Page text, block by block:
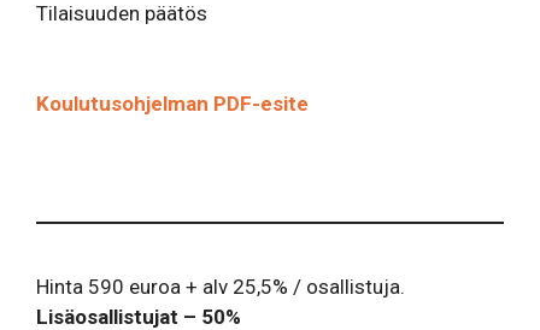
Tilaisuuden päätös
Koulutusohjelman PDF-esite
Hinta 590 euroa + alv 25,5% / osallistuja.
Lisäosallistujat – 50%